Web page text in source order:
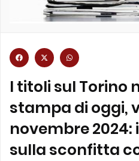
I titoli sul Torino
stampa di oggi,
novembre
sulla sconfitta